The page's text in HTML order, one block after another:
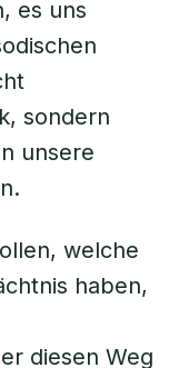
es uns
sondern
unsere
welche
haben,
diesen Weg